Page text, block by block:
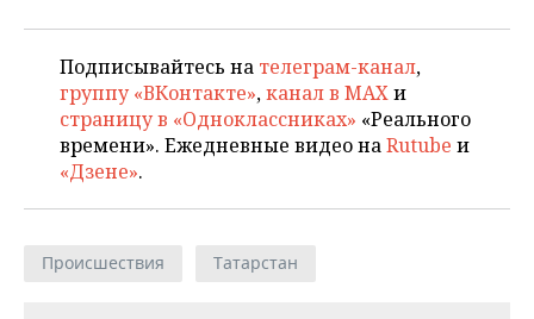
ОТКРЫТАЯ ЛЕКЦИЯ
БАСКЕТБОЛ
ВОЛЕЙБОЛ
КИБЕРСПОРТ
ФИГУРНОЕ КАТАНИЕ
ИНФРАСТРУКТУРА
ИСТОРИЯ
КУЛЬТУРА
МЕДИЦИНА
СПРАВОЧНИК
СПИСОК ПЕРСОН
СПИСОК КОМПАНИЙ
ПОЛНАЯ ВЕРСИЯ
Подписывайтесь на телеграм-канал,
группу «ВКонтакте»,канал в MAXи
страницу в «Одноклассниках» «Реального
времени». Ежедневные видео наRutube и
«Дзене».
Происшествия Татарстан